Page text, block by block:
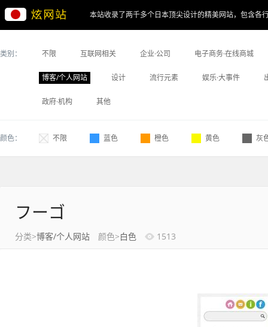
本站收录了两千多个日本顶尖设计的精美网站，包含各
类别： 不限 互联网相关 企业·公司 电子商务·在线商城
博客/个人网站 设计 流行元素 娱乐·大事件
政府·机构 其他
颜色： 不限 蓝色 橙色 黄色 灰
フーゴ
分类>博客/个人网站 颜色>白色 1513